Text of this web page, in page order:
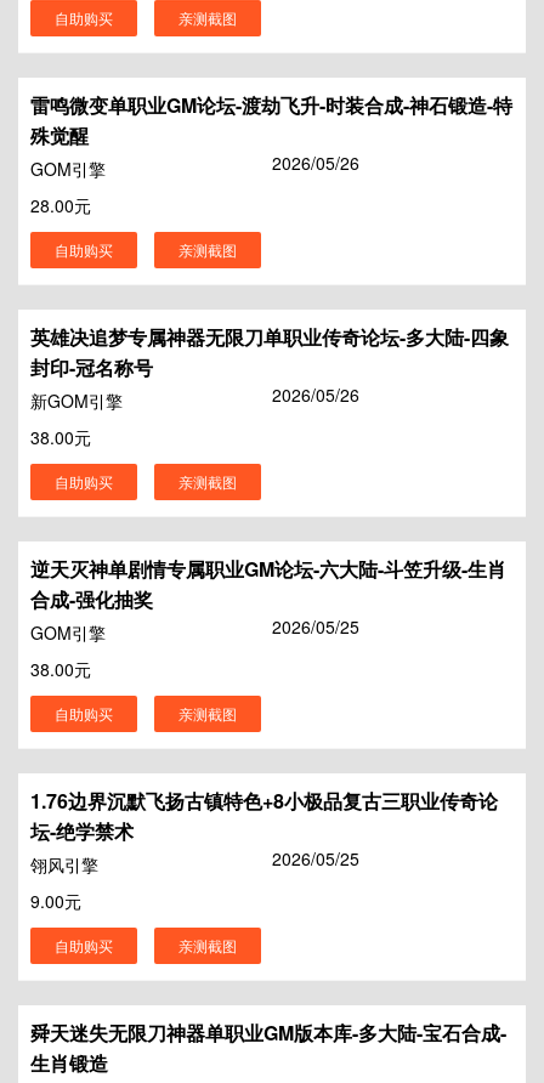
自助购买 亲测截图
雷鸣微变单职业GM论坛-渡劫飞升-时装合成-神石锻造-特
殊觉醒
GOM引擎
2026/05/26
28.00元
自助购买 亲测截图
英雄决追梦专属神器无限刀单职业传奇论坛-多大陆-四象
封印-冠名称号
新GOM引擎
2026/05/26
38.00元
自助购买 亲测截图
逆天灭神单剧情专属职业GM论坛-六大陆-斗笠升级-生肖
合成-强化抽奖
GOM引擎
2026/05/25
38.00元
自助购买 亲测截图
1.76边界沉默飞扬古镇特色+8小极品复古三职业传奇论
坛-绝学禁术
翎风引擎
2026/05/25
9.00元
自助购买 亲测截图
舜天迷失无限刀神器单职业GM版本库-多大陆-宝石合成-
生肖锻造